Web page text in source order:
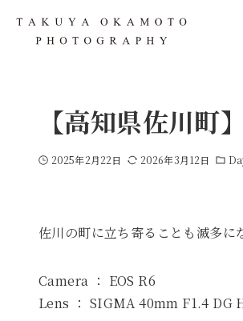
【高知県佐川町
2025年2月22日 2026年3月12日
佐川の町に立ち寄ることも滅多に
Camera ： EOS R6
Lens ： SIGMA 40mm F1.4 DG